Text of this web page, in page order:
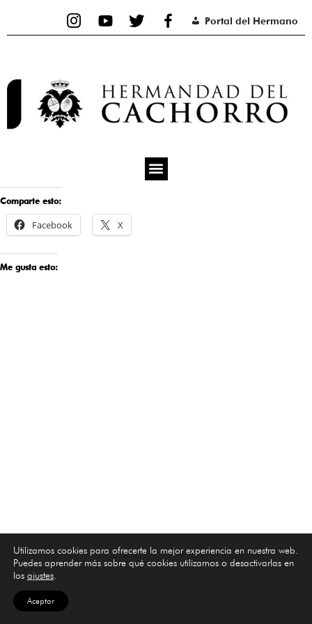
Portal del Hermano
Comparte esto:
Facebook X
Me gusta esto:
Utilizamos cookies para ofrecerte la mejor experiencia en nuestra web.
Puedes aprender más sobre qué cookies utilizamos o desactivarlas en
los ajustes
Aceptar